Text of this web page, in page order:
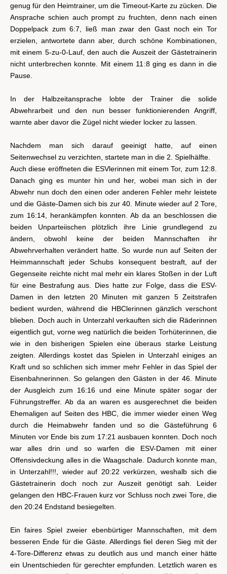
genug für den Heimtrainer, um die Timeout-Karte zu zücken. Die
Ansprache schien auch prompt zu fruchten, denn nach einen
Doppelpack zum 6:7, ließ man zwar den Gast noch ein Tor
erzielen, antwortete dann aber, durch schöne Kombinationen,
mit einem 5-zu-0-Lauf, den auch die Auszeit der Gästetrainerin
nicht unterbrechen konnte. Mit einem 11:8 ging es dann in die
Pause.
In der Halbzeitansprache lobte der Trainer die solide
Abwehrarbeit und den nun besser funktionierenden Angriff,
warnte aber davor die Zügel nicht wieder locker zu lassen.
Nachdem man sich darauf geeinigt hatte, auf einen
Seitenwechsel zu verzichten, startete man in die 2. Spielhälfte.
Auch diese eröffneten die ESVlerinnen mit einem Tor, zum 12:8.
Danach ging es munter hin und her, wobei man sich in der
Abwehr nun doch den einen oder anderen Fehler mehr leistete
und die Gäste-Damen sich bis zur 40. Minute wieder auf 2 Tore,
zum 16:14, herankämpfen konnten. Ab da an beschlossen die
beiden Unparteiischen plötzlich ihre Linie grundlegend zu
ändern, obwohl keine der beiden Mannschaften ihr
Abwehrverhalten verändert hatte. So wurde nun auf Seiten der
Heimmannschaft jeder Schubs konsequent bestraft, auf der
Gegenseite reichte nicht mal mehr ein klares Stoßen in der Luft
für eine Bestrafung aus. Dies hatte zur Folge, dass die ESV-
Damen in den letzten 20 Minuten mit ganzen 5 Zeitstrafen
bedient wurden, während die HBClerinnen gänzlich verschont
blieben. Doch auch in Unterzahl verkauften sich die Räderinnen
eigentlich gut, vorne weg natürlich die beiden Torhüterinnen, die
wie in den bisherigen Spielen eine überaus starke Leistung
zeigten. Allerdings kostet das Spielen in Unterzahl einiges an
Kraft und so schlichen sich immer mehr Fehler in das Spiel der
Eisenbahnerinnen. So gelangen den Gästen in der 46. Minute
der Ausgleich zum 16:16 und eine Minute später sogar der
Führungstreffer. Ab da an waren es ausgerechnet die beiden
Ehemaligen auf Seiten des HBC, die immer wieder einen Weg
durch die Heimabwehr fanden und so die Gästeführung 6
Minuten vor Ende bis zum 17:21 ausbauen konnten. Doch noch
war alles drin und so warfen die ESV-Damen mit einer
Offensivdeckung alles in die Waagschale. Dadurch konnte man,
in Unterzahl!!!, wieder auf 20:22 verkürzen, weshalb sich die
Gästetrainerin doch noch zur Auszeit genötigt sah. Leider
gelangen den HBC-Frauen kurz vor Schluss noch zwei Tore, die
den 20:24 Endstand besiegelten.
Ein faires Spiel zweier ebenbürtiger Mannschaften, mit dem
besseren Ende für die Gäste. Allerdings fiel deren Sieg mit der
4-Tore-Differenz etwas zu deutlich aus und manch einer hätte
ein Unentschieden für gerechter empfunden. Letztlich waren es